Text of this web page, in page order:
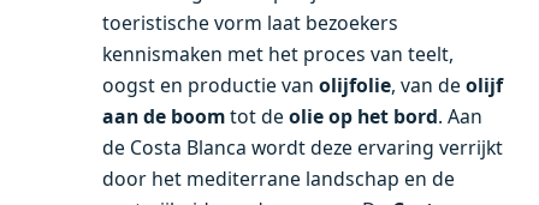
toeristische vorm laat bezoekers
kennismaken met het proces van teelt,
oogst en productie van olijfolie, van de olijf
aan de boomtot de olie op het bord. Aan
de Costa Blanca wordt deze ervaring verrijkt
door het mediterrane landschap en de